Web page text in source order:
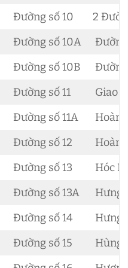
Đường số 10
2
Đường số 10A
Đường số 10B
Đường số 11
Giao
Đường số 11A
Đường số 12
Đường số 13
Hóc
Đường số 13A
Hưng
Đường số 14
Hưng
Đường số 15
Hùng